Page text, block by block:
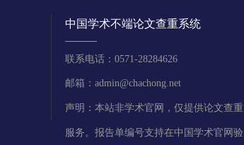
中国学术不端论文查重系统
联系电话：0571-28284626
邮箱：admin@chachong.net
声明：本站非学术官网，仅提供论文查重
服务。报告单编号支持在中国学术官网验